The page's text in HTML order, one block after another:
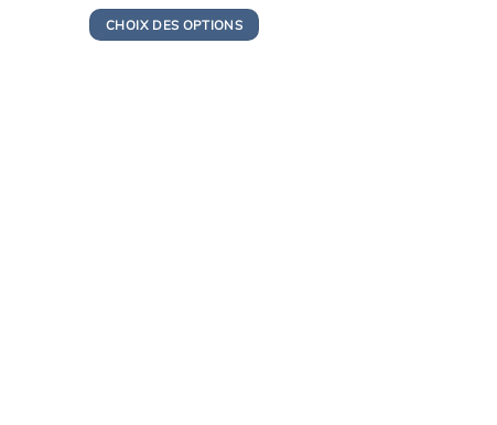
initial
était :
actuel
est :
CHOIX DES OPTIONS